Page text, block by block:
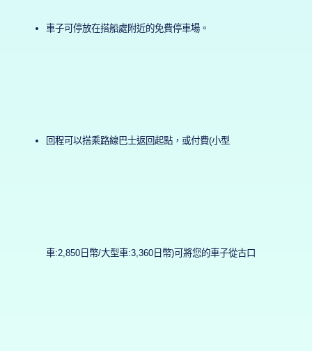
車子可停放在搭船處附近的免費停車場。
回程可以搭乘路線巴士返回起點，或付費(小型
車:2,850日幣/大型車:3,360日幣)可將您的車子從古口